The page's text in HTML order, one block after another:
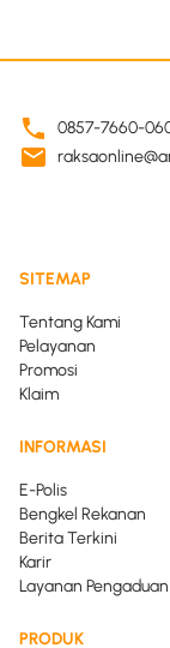
0857-7660-
SITEMAP
Tentang Kami
Pelayanan
Promosi
Klaim
INFORMASI
E-Polis
Bengkel Rekanan
Berita Terkini
Karir
Layanan Pengaduan
PRODUK